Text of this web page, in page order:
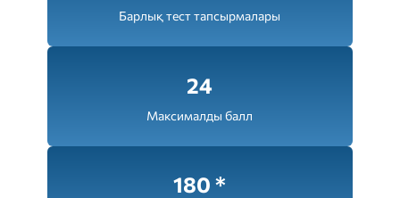
Барлық тест тапсырмалары
24
Максималды балл
180*